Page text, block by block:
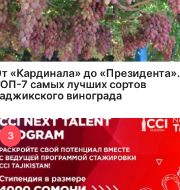
«Кардинала» до «Президента».
7 самых лучших сортов
винограда
3